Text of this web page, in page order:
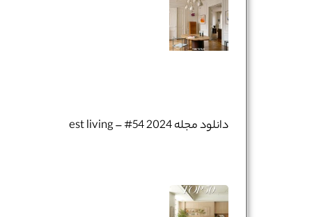
دانلود مجله est living – #54 2024